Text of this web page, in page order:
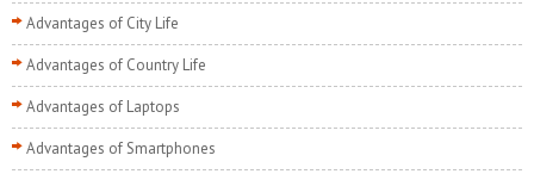
Advantages of City Life
Advantages of Country Life
Advantages of Laptops
Advantages of Smartphones